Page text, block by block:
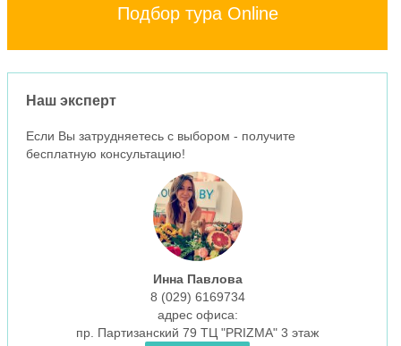
Подбор тура Online
Наш эксперт
Если Вы затрудняетесь с выбором - получите
бесплатную консультацию!
Инна Павлова
8 (029) 6169734
aдрес офиса:
пр. Партизанский 79 ТЦ "PRIZMA" 3 этаж